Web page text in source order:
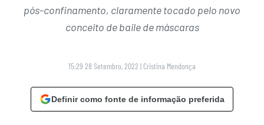
pós-confinamento, claramente tocado pelo novo
conceito de baile de máscaras
15:29 28 Setembro, 2022 | Cristina Mendonça
Definir como fonte de informação preferida